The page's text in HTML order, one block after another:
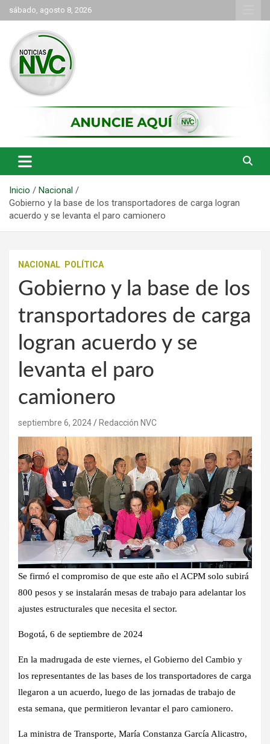
Saltar
al
contenido
sábado, agosto 8, 2026
NVC Noticias
Inicio
Nacional
Gobierno y la base de los transportadores de carga logran
acuerdo y se levanta el paro camionero
NACIONAL POLÍTICA
Gobierno y la base de los
transportadores de carga
logran acuerdo y se
levanta el paro
camionero
septiembre 6, 2024 Redacción NVC
Se firmó el compromiso de que este año el ACPM solo subirá
800 pesos y se instalarán mesas de trabajo para adelantar los
ajustes estructurales que necesita el sector.
Bogotá, 6 de septiembre de 2024
En la madrugada de este viernes, el Gobierno del Cambio y
los representantes de las bases de los transportadores de carga
llegaron a un acuerdo, luego de las jornadas de trabajo de
esta semana, que permitieron levantar el paro camionero.
La ministra de Transporte, María Constanza García Alicastro,